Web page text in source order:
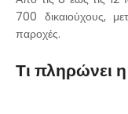
700 δικαιούχους,
παροχές.
Τι πληρώνει